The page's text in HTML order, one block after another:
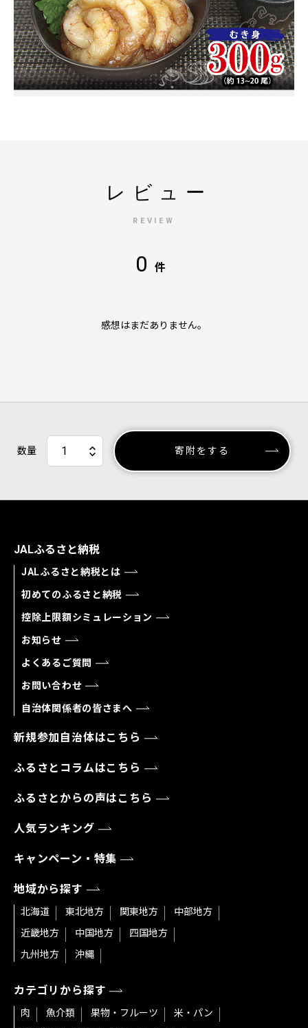
レビュー
REVIEW
0 件
感想はまだありません。
数量 寄附をする
JALふるさと納税
JALふるさと納税とは
初めてのふるさと納税
控除上限額シミュレーション
お知らせ
よくあるご質問
お問い合わせ
自治体関係者の皆さまへ
新規参加自治体はこちら
ふるさとコラムはこちら
ふるさとからの声はこちら
人気ランキング
キャンペーン・特集
地域から探す
北海道 東北地方 関東地方
中部地方
近畿地方
中国地方
四国地方
九州地方
沖縄
カテゴリから探す
肉 魚介類 果物・フルーツ
米・パン